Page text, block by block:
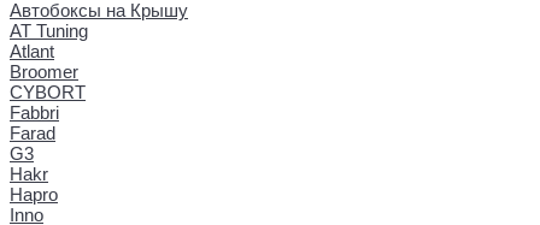
Автобоксы на Крышу
AT Tuning
Atlant
Broomer
CYBORT
Fabbri
Farad
G3
Hakr
Hapro
Inno